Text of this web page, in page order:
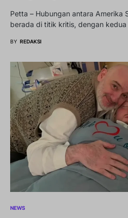
Petta – Hubungan antara Amerika
berada di titik kritis, dengan
BY REDAKSI
NEWS